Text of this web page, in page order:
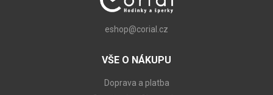
eshop@corial.cz
VŠE O NÁKUPU
Doprava a platba